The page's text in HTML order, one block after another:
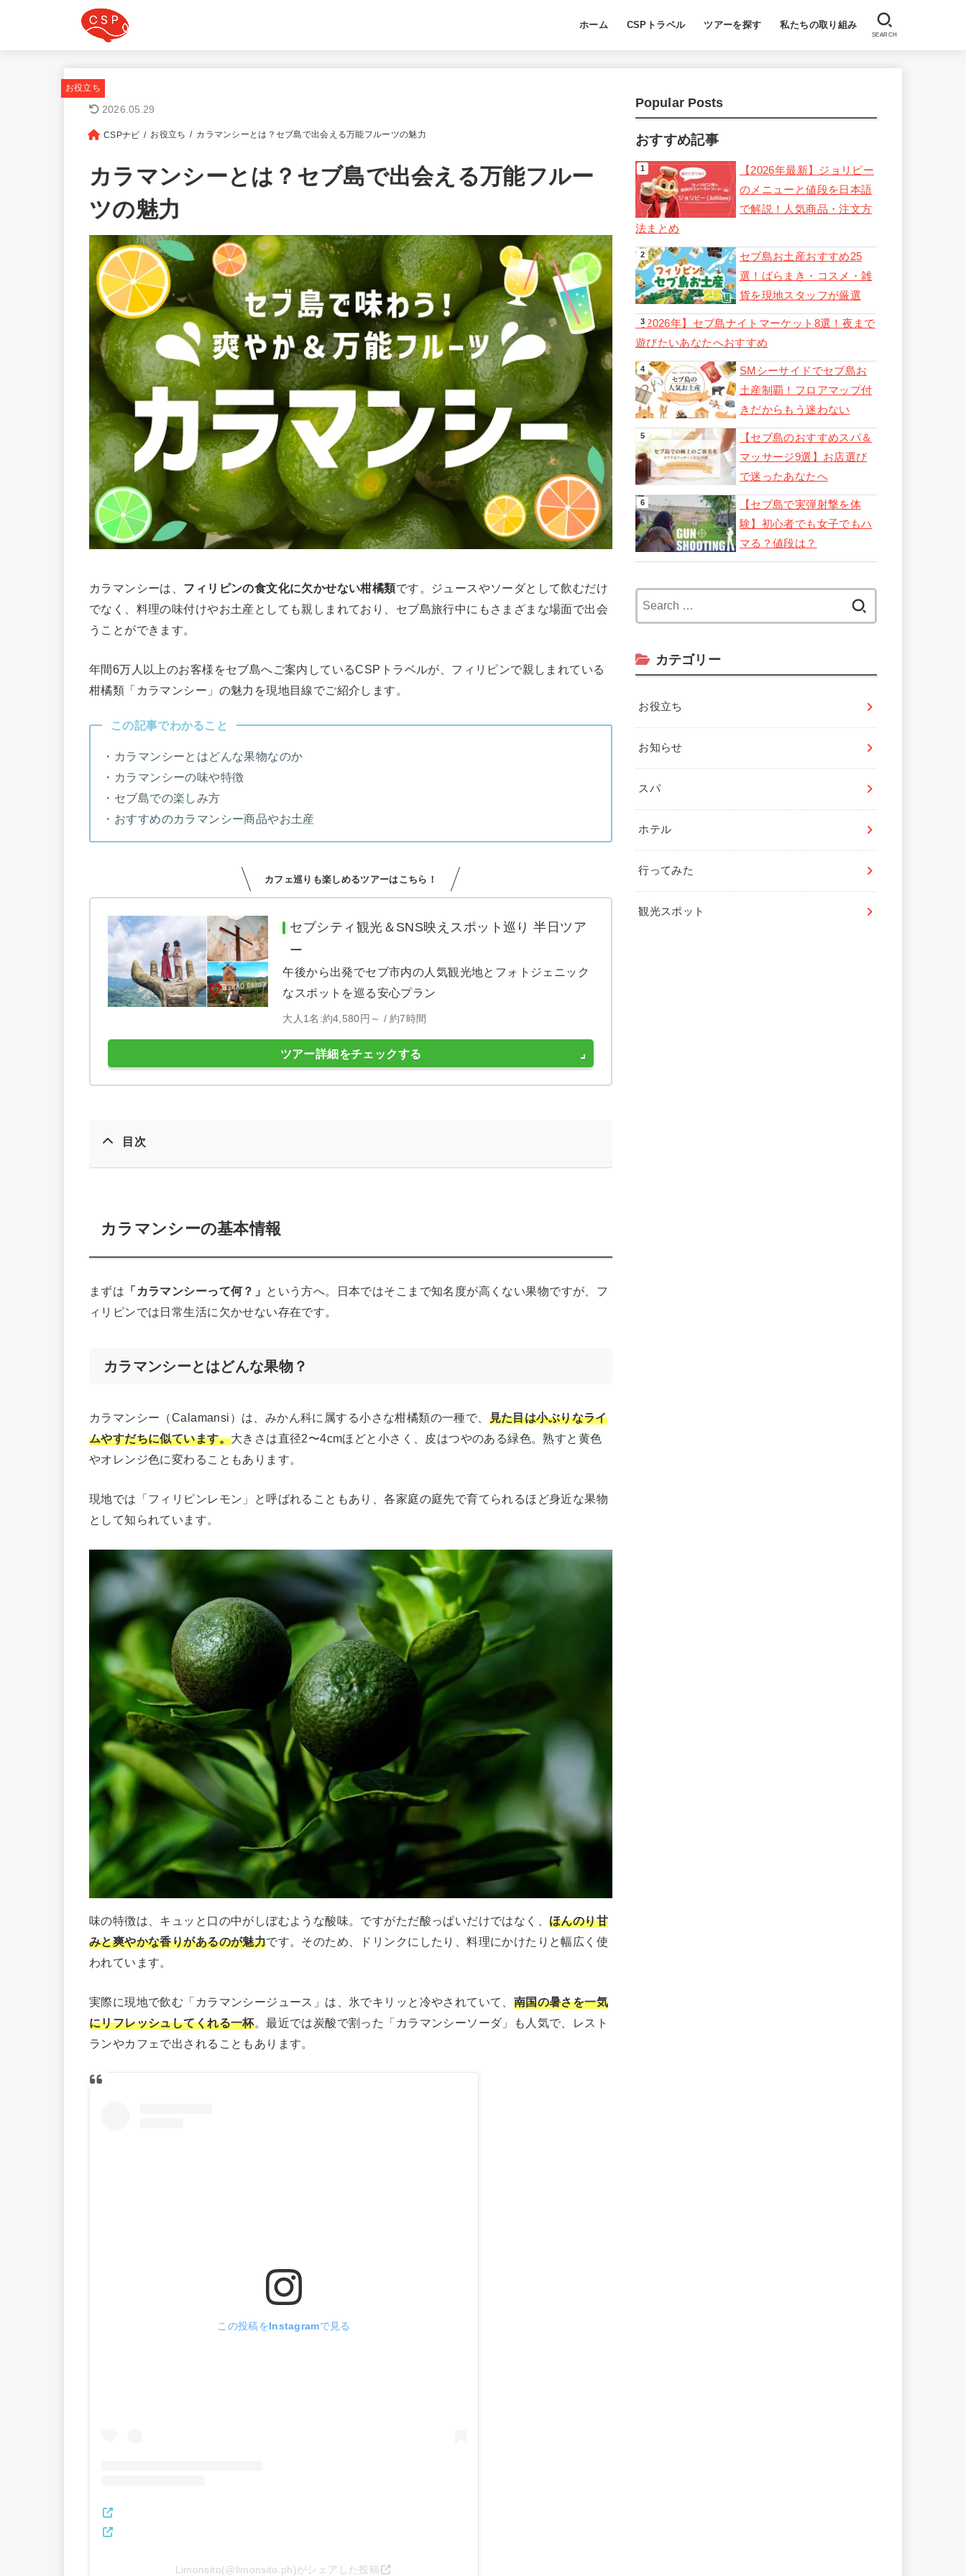
ホーム CSPトラベル ツアーを探す 私たちの取り組み
SEARCH
お役立ち
2026.05.29
CSPナビ お役立ち カラマンシーとは？セブ島で出会える万能フルーツの魅力
カラマンシーとは？セブ島で出会える万能フルー
ツの魅力
カラマンシーは、 フィリピンの食文化に欠かせない柑橘類です。ジュースやソーダとして飲むだけ
でなく、料理の味付けやお土産としても親しまれており、セブ島旅行中にもさまざまな場面で出会
うことができます。
年間6万人以上のお客様をセブ島へご案内しているCSPトラベルが、フィリピンで親しまれている
柑橘類「カラマンシー」の魅力を現地目線でご紹介します。
この記事でわかること
・カラマンシーとはどんな果物なのか
・カラマンシーの味や特徴
・セブ島での楽しみ方
・おすすめのカラマンシー商品やお土産
カフェ巡りも楽しめるツアーはこちら！
セブシティ観光＆SNS映えスポット巡り 半日ツア
ー
午後から出発でセブ市内の人気観光地とフォトジェニック
なスポットを巡る安心プラン
大人1名:約4,580円～ /約7時間
ツアー詳細をチェックする
目次
カラマンシーの基本情報
まずは 「カラマンシーって何？」 という方へ。日本ではそこまで知名度が高くない果物ですが、フ
ィリピンでは日常生活に欠かせない存在です。
カラマンシーとはどんな果物？
カラマンシー（Calamansi）は、みかん科に属する小さな柑橘類の一種で、 見た目は小ぶりなライ
ムやすだちに似ています。大きさは直径2〜4cmほどと小さく、皮はつやのある緑色。熟すと黄色
やオレンジ色に変わることもあります。
現地では「フィリピンレモン」と呼ばれることもあり、各家庭の庭先で育てられるほど身近な果物
として知られています。
味の特徴は、キュッと口の中がしぼむような酸味。ですがただ酸っぱいだけではなく、ほんのり甘
みと爽やかな香りがあるのが魅力です。そのため、ドリンクにしたり、料理にかけたりと幅広く使
われています。
実際に現地で飲む「カラマンシージュース」は、氷でキリッと冷やされていて、 南国の暑さを一気
にリフレッシュしてくれる一杯。最近では炭酸で割った「カラマンシーソーダ」も人気で、レスト
ランやカフェで出されることもあります。
この投稿をInstagramで見る
Limonsito(@limonsito.ph)がシェアした投稿
Popular Posts
おすすめ記事
【2026年最新】ジョリビー
のメニューと値段を日本語
で解説！人気商品・注文方
法まとめ
セブ島お土産おすすめ25
選！ばらまき・コスメ・雑
貨を現地スタッフが厳選
【2026年】セブ島ナイトマーケット8選！夜まで
遊びたいあなたへおすすめ
SMシーサイドでセブ島お
土産制覇！フロアマップ付
きだからもう迷わない
【セブ島のおすすめスパ＆
マッサージ9選】お店選び
で迷ったあなたへ
【セブ島で実弾射撃を体
験】初心者でも女子でもハ
マる？値段は？
カテゴリー
お役立ち
お知らせ
スパ
ホテル
行ってみた
観光スポット